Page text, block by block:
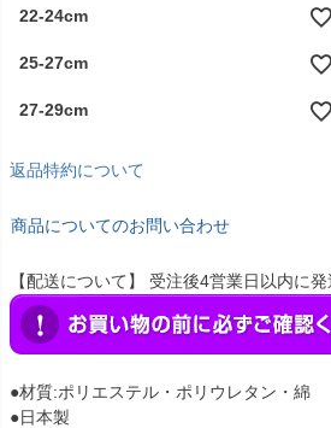
22-24cm
25-27cm
27-29cm
返品特約について
商品についてのお問い合わせ
【配送について】 受注後4営業日以内に発
●材質:ポリエステル・ポリウレタン・綿
●日本製